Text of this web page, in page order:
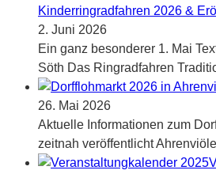
Kinderringradfahren 2026 &
2. Juni 2026
Ein ganz besonderer 1. Mai
Söth Das Ringradfahren
26. Mai 2026
Aktuelle Informationen zum
zeitnah veröffentlicht